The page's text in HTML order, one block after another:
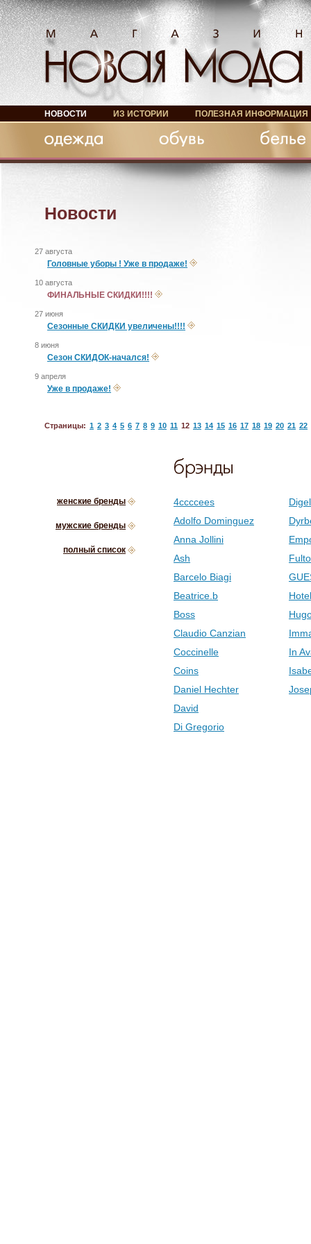
НОВОСТИ ИЗ ИСТОРИИ ПОЛЕЗНАЯ ИНФОРМАЦИЯ
Аксессуары
Новости
27 августа
Головные уборы ! Уже в продаже!
10 августа
ФИНАЛЬНЫЕ СКИДКИ!!!!
27 июня
Сезонные СКИДКИ увеличены!!!!
8 июня
Сезон СКИДОК-начался!
9 апреля
Уже в продаже!
Страницы: 1 2 3 4 5 6 7 8 9 10 11 12 13 14 15 16 17 18 19 20 21 22
женские бренды
мужские бренды
полный список
4ccccees
Adolfo Dominguez
Anna Jollini
Ash
Barcelo Biagi
Beatrice.b
Boss
Claudio Canzian
Coccinelle
Coins
Daniel Hechter
David
Di Gregorio
Digel
In